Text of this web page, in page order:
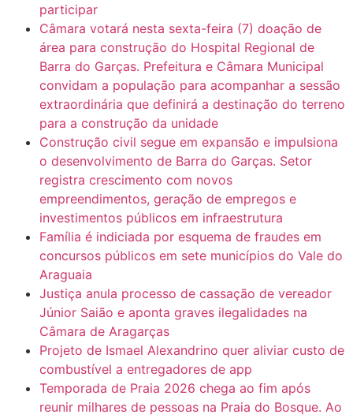
participar
Câmara votará nesta sexta-feira (7) doação de
área para construção do Hospital Regional de
Barra do Garças. Prefeitura e Câmara Municipal
convidam a população para acompanhar a sessão
extraordinária que definirá a destinação do terreno
para a construção da unidade
Construção civil segue em expansão e impulsiona
o desenvolvimento de Barra do Garças. Setor
registra crescimento com novos
empreendimentos, geração de empregos e
investimentos públicos em infraestrutura
Família é indiciada por esquema de fraudes em
concursos públicos em sete municípios do Vale do
Araguaia
Justiça anula processo de cassação de vereador
Júnior Saião e aponta graves ilegalidades na
Câmara de Aragarças
Projeto de Ismael Alexandrino quer aliviar custo de
combustível a entregadores de app
Temporada de Praia 2026 chega ao fim após
reunir milhares de pessoas na Praia do Bosque. Ao